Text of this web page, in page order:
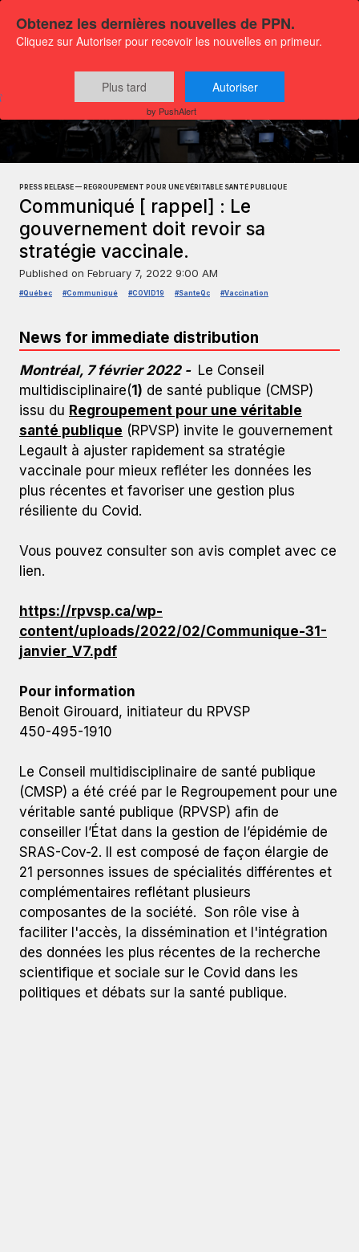
Press releases
General news
PRESS RELEASE — REGROUPEMENT POUR UNE VÉRITABLE SANTÉ PUBLIQUE
Communiqué [ rappel] : Le
gouvernement doit revoir sa
stratégie vaccinale.
Published on February 7, 2022 9:00 AM
#Québec #Communiqué #COVID19 #SanteQc #Vaccination
News for immediate distribution
Montréal, 7 février 2022 - Le Conseil
multidisciplinaire(1) de santé publique (CMSP)
issu du Regroupement pour une véritable
santé publique (RPVSP) invite le gouvernement
Legault à ajuster rapidement sa stratégie
vaccinale pour mieux refléter les données les
plus récentes et favoriser une gestion plus
résiliente du Covid.
Vous pouvez consulter son avis complet avec ce
lien.
https://rpvsp.ca/wp-
content/uploads/2022/02/Communique-31-
janvier_V7.pdf
Pour information
Benoit Girouard, initiateur du RPVSP
450-495-1910
Le Conseil multidisciplinaire de santé publique
(CMSP) a été créé par le Regroupement pour une
véritable santé publique (RPVSP) afin de
conseiller l’État dans la gestion de l’épidémie de
SRAS-Cov-2. Il est composé de façon élargie de
21 personnes issues de spécialités différentes et
complémentaires reflétant plusieurs
composantes de la société. Son rôle vise à
faciliter l'accès, la dissémination et l'intégration
des données les plus récentes de la recherche
scientifique et sociale sur le Covid dans les
politiques et débats sur la santé publique.
Obtenez les dernières nouvelles de PPN.
Cliquez sur Autoriser pour recevoir les nouvelles en primeur.
Plus tard Autoriser
by PushAlert